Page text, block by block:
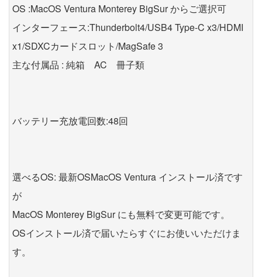
OS :MacOS Ventura Monterey BigSur からご選択可
インターフェース:Thunderbolt4/USB4 Type-C x3/HDMI
x1/SDXCカードスロット/MagSafe 3
主な付属品 : 純箱 AC 冊子類
バッテリー充放電回数:48回
選べるOS: 最新OSMacOS Ventura インストール済です
が
MacOS Monterey BigSur にも無料で変更可能です。
OSインストール済で届いたらすぐにお使いいただけま
す。